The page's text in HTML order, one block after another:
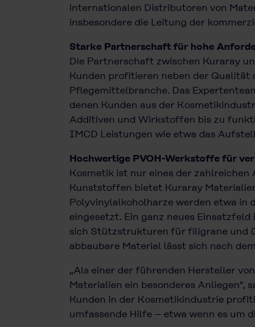
internationalen Distributoren von
insbesondere die Leitung der
Starke Partnerschaft für hohe
Die Partnerschaft zwischen Kuraray
Kunden profitieren neben der Qualität
Pflegemittelbranche. Das
denen Kunden aus der
Additiven und Wirkstoffen bis zu
IMCD Leistungen wie etwa das
Hochwertige PVOH-Werkstoffe für
Kosmetik ist nur eines der
Kunststoffen bietet Kuraray
Polyvinylalkoholharze werden etwa in
eingesetzt. Ein ganz neues
sich Stützstrukturen für filigrane und
abbaubare Material lässt sich nach
„Als einer der führenden Hersteller
Materialien ein besonderes Anliegen“,
Kunden in der Kosmetikindustrie
umfassende Hilfe – etwa wenn es um